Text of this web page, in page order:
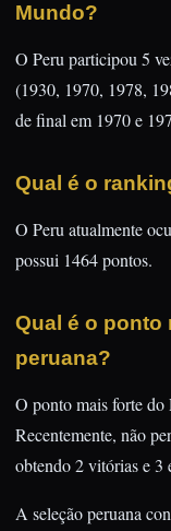
Mundo?
O Peru participou 5
(1930, 1970, 1978,
de final em 1970 e
Qual é o
O Peru atualmente
possui 1464 pontos.
Qual é o ponto
peruana?
O ponto mais forte do
Recentemente, não
obtendo 2 vitórias e 3
A seleção peruana